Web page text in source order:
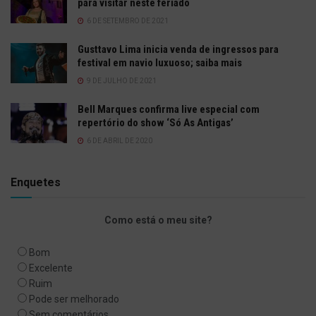
6 DE SETEMBRO DE 2021
Gusttavo Lima inicia venda de ingressos para
festival em navio luxuoso; saiba mais
9 DE JULHO DE 2021
Bell Marques confirma live especial com
repertório do show ‘Só As Antigas’
6 DE ABRIL DE 2020
Enquetes
Como está o meu site?
Bom
Excelente
Ruim
Pode ser melhorado